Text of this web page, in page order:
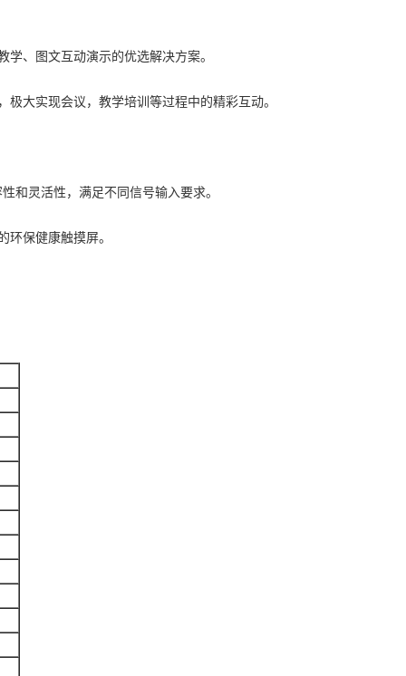
、图文互动演示的优选解决方案。
大实现会议，教学培训等过程中的精彩互动。
灵活性，满足不同信号输入要求。
保健康触摸屏。